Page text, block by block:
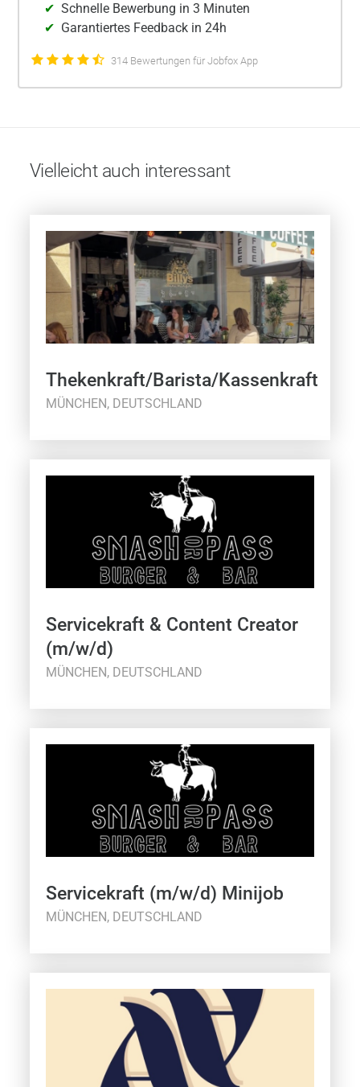
Schnelle Bewerbung in 3 Minuten
Garantiertes Feedback in 24h
314 Bewertungen für Jobfox App
Vielleicht auch interessant
Thekenkraft/Barista/Kassenkraft
MÜNCHEN, DEUTSCHLAND
Servicekraft & Content Creator
(m/w/d)
MÜNCHEN, DEUTSCHLAND
Servicekraft (m/w/d) Minijob
MÜNCHEN, DEUTSCHLAND